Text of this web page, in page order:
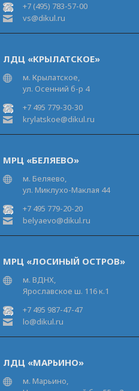
+7 (495) 783-57-00
vs@dikul.ru
ЛДЦ «КРЫЛАТСКОЕ»
м. Крылатское,
ул. Осенний б-р 4
+7 495 779-30-30
krylatskoe@dikul.ru
МРЦ «БЕЛЯЕВО»
м. Беляево,
ул. Миклухо-Маклая 44
+7 495 779-20-20
belyaevo@dikul.ru
МРЦ «ЛОСИНЫЙ ОСТРОВ»
м. ВДНХ,
Ярославское ш. 116 к.1
+7 495 987-47-47
lo@dikul.ru
ЛДЦ «МАРЬИНО»
м. Марьино,